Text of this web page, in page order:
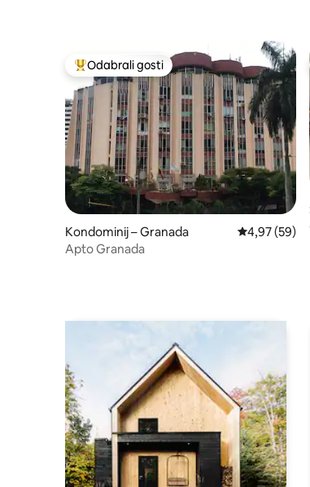
Među najviše rangiranima s oznakom
Odabrali gosti
Kondominij – Granada Prosječna
4,97 (59)
Apto Granada